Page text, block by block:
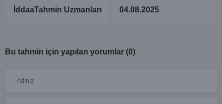
İddaaTahmin Uzmanları 04.08.2025
Bu tahmin için yapılan yorumlar (0)